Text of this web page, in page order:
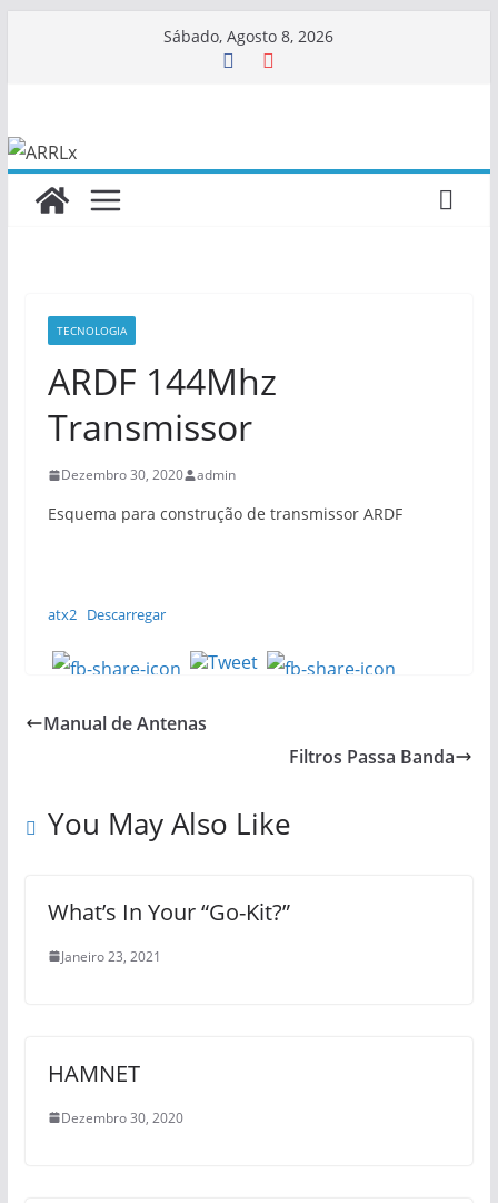
Sábado, Agosto 8, 2026
TECNOLOGIA
ARDF 144Mhz
Transmissor
Dezembro 30, 2020 admin
Esquema para construção de transmissor ARDF
atx2 Descarregar
Manual de Antenas
Filtros Passa Banda
You May Also Like
What’s In Your “Go-Kit?”
Janeiro 23, 2021
HAMNET
Dezembro 30, 2020